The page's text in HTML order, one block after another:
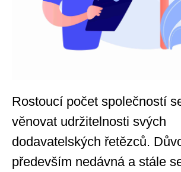
Rostoucí počet společností
věnovat udržitelnosti svých
dodavatelských řetězců.
především nedávná a stále